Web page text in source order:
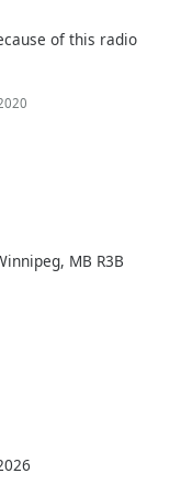
of this radio
MB R3B